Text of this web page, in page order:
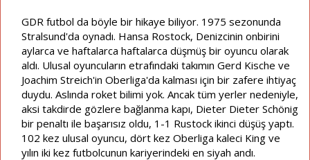
GDR futbol da böyle bir hikaye biliyor. 1975 sezonunda
Stralsund'da oynadı. Hansa Rostock, Denizcinin onbirini
aylarca ve haftalarca haftalarca düşmüş bir oyuncu olarak
aldı. Ulusal oyuncuların etrafındaki takımın Gerd Kische ve
Joachim Streich'in Oberliga'da kalması için bir zafere ihtiyaç
duydu. Aslında roket bilimi yok. Ancak tüm yerler nedeniyle,
aksi takdirde gözlere bağlanma kapı, Dieter Dieter Schönig
bir penaltı ile başarısız oldu, 1-1 Rustock ikinci düşüş yaptı.
102 kez ulusal oyuncu, dört kez Oberliga kaleci King ve
yılın iki kez futbolcunun kariyerindeki en siyah andı.